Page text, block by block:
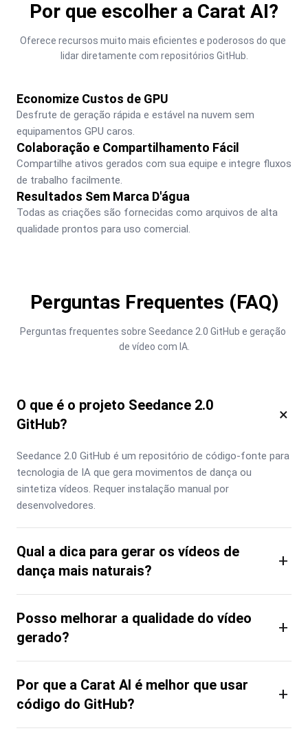
Por que escolher a Carat AI?
Oferece recursos muito mais eficientes e poderosos do que
lidar diretamente com repositórios GitHub.
Economize Custos de GPU
Desfrute de geração rápida e estável na nuvem sem
equipamentos GPU caros.
Colaboração e Compartilhamento Fácil
Compartilhe ativos gerados com sua equipe e integre fluxos
de trabalho facilmente.
Resultados Sem Marca D'água
Todas as criações são fornecidas como arquivos de alta
qualidade prontos para uso comercial.
Perguntas Frequentes (FAQ)
Perguntas frequentes sobre Seedance 2.0 GitHub e geração
de vídeo com IA.
O que é o projeto Seedance 2.0
GitHub?
×
Seedance 2.0 GitHub é um repositório de código-fonte para
tecnologia de IA que gera movimentos de dança ou
sintetiza vídeos. Requer instalação manual por
desenvolvedores.
Qual a dica para gerar os vídeos de
dança mais naturais?
+
Posso melhorar a qualidade do vídeo
gerado?
+
Por que a Carat AI é melhor que usar
código do GitHub?
+